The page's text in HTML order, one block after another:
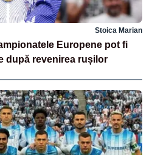
Stoica Marian
Europene pot fi
după revenirea rușilor